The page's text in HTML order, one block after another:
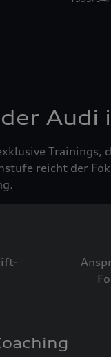
Audi
reicht der